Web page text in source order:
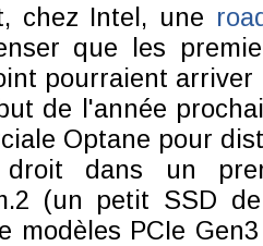
chez Intel, une
que les
pourraient
de l'année
Optane pour
dans un
(un petit SSD
modèles PCIe